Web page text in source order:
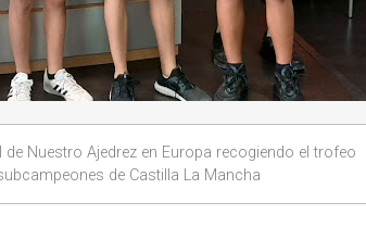
Nuestro Ajedrez en Europa recogiendo el trofeo
de Castilla La Mancha